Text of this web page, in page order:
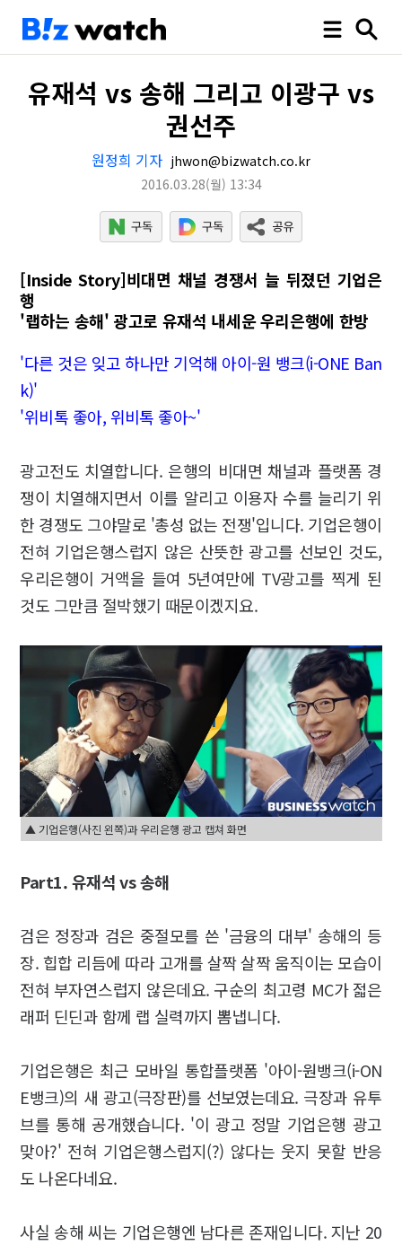
유재석 vs 송해 그리고 이광구 vs
권선주
원정희 기자 jhwon@bizwatch.co.kr
2016.03.28(월) 13:34
[Inside Story]비대면 채널 경쟁서 늘 뒤졌던 기업은
행
'랩하는 송해' 광고로 유재석 내세운 우리은행에 한방
'다른 것은 잊고 하나만 기억해 아이-원 뱅크(i-ONE Ban
k)'
'위비톡 좋아, 위비톡 좋아~'
광고전도 치열합니다. 은행의 비대면 채널과 플랫폼 경
쟁이 치열해지면서 이를 알리고 이용자 수를 늘리기 위
한 경쟁도 그야말로 '총성 없는 전쟁'입니다. 기업은행이
전혀 기업은행스럽지 않은 산뜻한 광고를 선보인 것도,
우리은행이 거액을 들여 5년여만에 TV광고를 찍게 된
것도 그만큼 절박했기 때문이겠지요.
▲ 기업은행(사진 왼쪽)과 우리은행 광고 캡쳐 화면
Part1. 유재석 vs 송해
검은 정장과 검은 중절모를 쓴 '금융의 대부' 송해의 등
장. 힙합 리듬에 따라 고개를 살짝 살짝 움직이는 모습이
전혀 부자연스럽지 않은데요. 구순의 최고령 MC가 젋은
래퍼 딘딘과 함께 랩 실력까지 뽐냅니다.
기업은행은 최근 모바일 통합플랫폼 '아이-원뱅크(i-ON
E뱅크)의 새 광고(극장판)를 선보였는데요. 극장과 유투
브를 통해 공개했습니다. '이 광고 정말 기업은행 광고
맞아?' 전혀 기업은행스럽지(?) 않다는 웃지 못할 반응
도 나온다네요.
사실 송해 씨는 기업은행엔 남다른 존재입니다. 지난 20